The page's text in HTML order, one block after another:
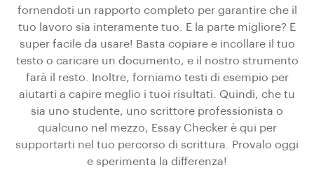
fornendoti un rapporto completo per garantire che il
tuo lavoro sia interamente tuo. E la parte migliore? È
super facile da usare! Basta copiare e incollare il tuo
testo o caricare un documento, e il nostro strumento
farà il resto. Inoltre, forniamo testi di esempio per
aiutarti a capire meglio i tuoi risultati. Quindi, che tu
sia uno studente, uno scrittore professionista o
qualcuno nel mezzo, Essay Checker è qui per
supportarti nel tuo percorso di scrittura. Provalo oggi
e sperimenta la differenza!